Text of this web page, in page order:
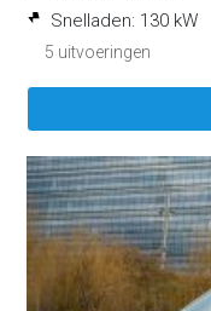
Snelladen: 130 kW
5 uitvoeringen